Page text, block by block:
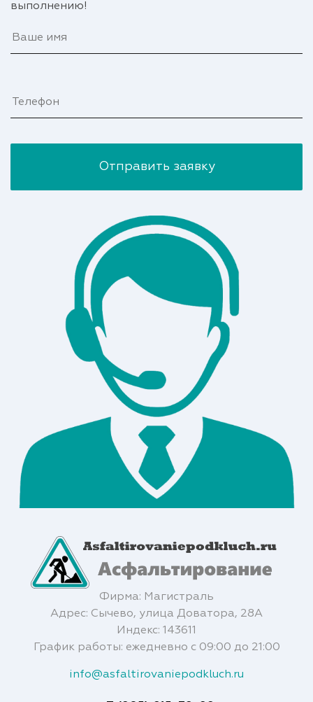
выполнению!
Фирма: Магистраль
Адрес: Сычево, улица Доватора, 28А
Индекс: 143611
График работы: ежедневно с 09:00 до 21:00
info@asfaltirovaniepodkluch.ru